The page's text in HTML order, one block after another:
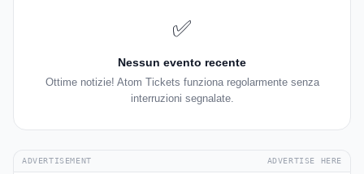
✅
Nessun evento recente
Ottime notizie! Atom Tickets funziona regolarmente senza
interruzioni segnalate.
ADVERTISEMENT ADVERTISE HERE